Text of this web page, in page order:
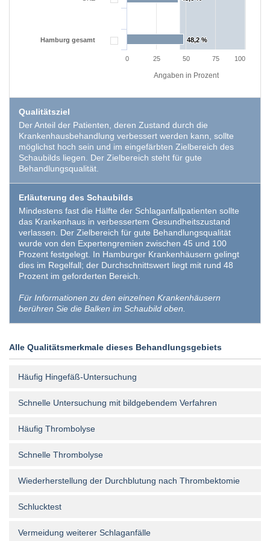
Angaben in Prozent
48,2 %
48,2 %
Hamburg gesamt
0 100
25 50 75
Qualitätsziel
Der Anteil der Patienten, deren Zustand durch die
Krankenhausbehandlung verbessert werden kann, sollte
möglichst hoch sein und im eingefärbten Zielbereich des
Schaubilds liegen. Der Zielbereich steht für gute
Behandlungsqualität.
Erläuterung des Schaubilds
Mindestens fast die Hälfte der Schlaganfallpatienten sollte
das Krankenhaus in verbessertem Gesundheitszustand
verlassen. Der Zielbereich für gute Behandlungsqualität
wurde von den Expertengremien zwischen 45 und 100
Prozent festgelegt. In Hamburger Krankenhäusern gelingt
dies im Regelfall; der Durchschnittswert liegt mit rund 48
Prozent im geforderten Bereich.
Für Informationen zu den einzelnen Krankenhäusern
berühren Sie die Balken im Schaubild oben.
Alle Qualitätsmerkmale dieses Behandlungsgebiets
Häufig Hingefäß-Untersuchung
Schnelle Untersuchung mit bildgebendem Verfahren
Häufig Thrombolyse
Schnelle Thrombolyse
Wiederherstellung der Durchblutung nach Thrombektomie
Schlucktest
Vermeidung weiterer Schlaganfälle
EXTERNE MEDIEN
Um Inhalte von Videoplattformen und Social Media
Plattformen anzeigen zu können, werden von
diesen externen Medien Cookies gesetzt.
Vimeo